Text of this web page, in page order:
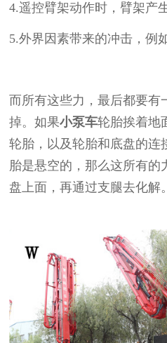
4.遥控臂架动作时，臂架产
5.外界因素带来的冲击，例
而所有这些力，最后都要有
掉。如果小泵车轮胎挨着地
轮胎，以及轮胎和底盘的连
胎是悬空的，那么这所有的
盘上面，再通过支腿去化解。